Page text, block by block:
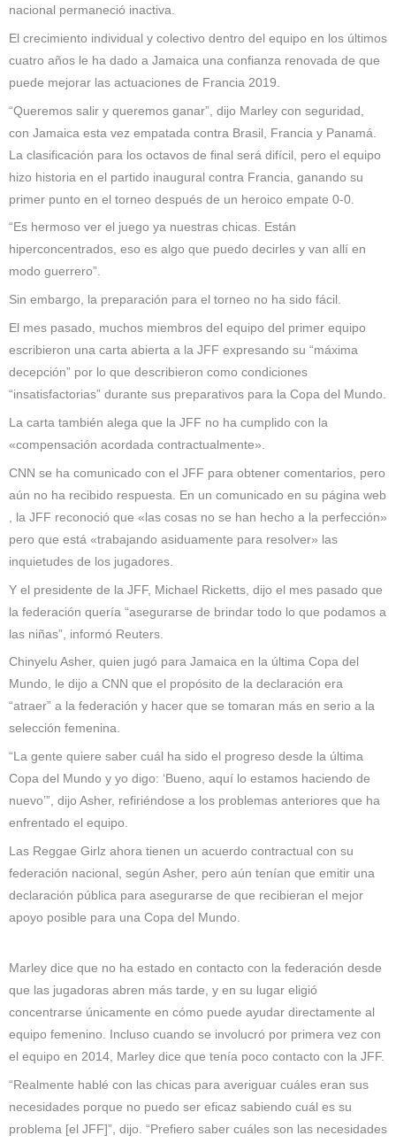
nacional permaneció inactiva.
El crecimiento individual y colectivo dentro del equipo en los últimos
cuatro años le ha dado a Jamaica una confianza renovada de que
puede mejorar las actuaciones de Francia 2019.
“Queremos salir y queremos ganar”, dijo Marley con seguridad,
con Jamaica esta vez empatada contra Brasil, Francia y Panamá.
La clasificación para los octavos de final será difícil, pero el equipo
hizo historia en el partido inaugural contra Francia, ganando su
primer punto en el torneo después de un heroico empate 0-0.
“Es hermoso ver el juego ya nuestras chicas. Están
hiperconcentrados, eso es algo que puedo decirles y van allí en
modo guerrero”.
Sin embargo, la preparación para el torneo no ha sido fácil.
El mes pasado, muchos miembros del equipo del primer equipo
escribieron una carta abierta a la JFF expresando su “máxima
decepción” por lo que describieron como condiciones
“insatisfactorias” durante sus preparativos para la Copa del Mundo.
La carta también alega que la JFF no ha cumplido con la
«compensación acordada contractualmente».
CNN se ha comunicado con el JFF para obtener comentarios, pero
aún no ha recibido respuesta. En un comunicado en su página web
, la JFF reconoció que «las cosas no se han hecho a la perfección»
pero que está «trabajando asiduamente para resolver» las
inquietudes de los jugadores.
Y el presidente de la JFF, Michael Ricketts, dijo el mes pasado que
la federación quería “asegurarse de brindar todo lo que podamos a
las niñas”, informó Reuters.
Chinyelu Asher, quien jugó para Jamaica en la última Copa del
Mundo, le dijo a CNN que el propósito de la declaración era
“atraer” a la federación y hacer que se tomaran más en serio a la
selección femenina.
“La gente quiere saber cuál ha sido el progreso desde la última
Copa del Mundo y yo digo: ‘Bueno, aquí lo estamos haciendo de
nuevo’”, dijo Asher, refiriéndose a los problemas anteriores que ha
enfrentado el equipo.
Las Reggae Girlz ahora tienen un acuerdo contractual con su
federación nacional, según Asher, pero aún tenían que emitir una
declaración pública para asegurarse de que recibieran el mejor
apoyo posible para una Copa del Mundo.
Marley dice que no ha estado en contacto con la federación desde
que las jugadoras abren más tarde, y en su lugar eligió
concentrarse únicamente en cómo puede ayudar directamente al
equipo femenino. Incluso cuando se involucró por primera vez con
el equipo en 2014, Marley dice que tenía poco contacto con la JFF.
“Realmente hablé con las chicas para averiguar cuáles eran sus
necesidades porque no puedo ser eficaz sabiendo cuál es su
problema [el JFF]”, dijo. “Prefiero saber cuáles son las necesidades